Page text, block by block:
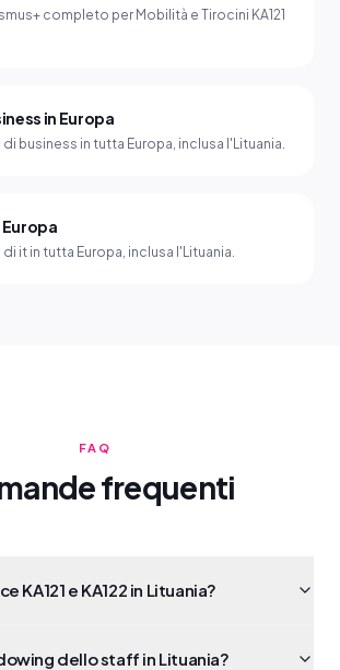
completo per Mobilità e Tirocini KA121
in Europa
business in tutta Europa, inclusa l'Lituania.
it in tutta Europa, inclusa l'Lituania.
FAQ
frequenti
KA121 e KA122 in Lituania?
dello staff in Lituania?